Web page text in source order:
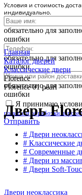
Условия и стоимость
индивидуально.
обязательно для
ошибки
обязательно для
ошибки
обязательно для
ошибки
Я принимаю
политики обработки
Отправить
Главная
Каталог дверей
Классические двери
Florence
Florence 01 pearl
Дверь
# Двери
# Классические
# Современные
# Двери из
# Двери Soft-
Двери неоклассика